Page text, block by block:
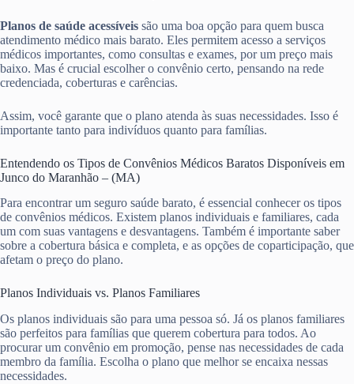
Planos de saúde acessíveis são uma boa opção para quem busca
atendimento médico mais barato. Eles permitem acesso a serviços
médicos importantes, como consultas e exames, por um preço mais
baixo. Mas é crucial escolher o convênio certo, pensando na rede
credenciada, coberturas e carências.
Assim, você garante que o plano atenda às suas necessidades. Isso é
importante tanto para indivíduos quanto para famílias.
Entendendo os Tipos de Convênios Médicos Baratos Disponíveis em
Junco do Maranhão – (MA)
Para encontrar um seguro saúde barato, é essencial conhecer os tipos
de convênios médicos. Existem planos individuais e familiares, cada
um com suas vantagens e desvantagens. Também é importante saber
sobre a cobertura básica e completa, e as opções de coparticipação, que
afetam o preço do plano.
Planos Individuais vs. Planos Familiares
Os planos individuais são para uma pessoa só. Já os planos familiares
são perfeitos para famílias que querem cobertura para todos. Ao
procurar um convênio em promoção, pense nas necessidades de cada
membro da família. Escolha o plano que melhor se encaixa nessas
necessidades.